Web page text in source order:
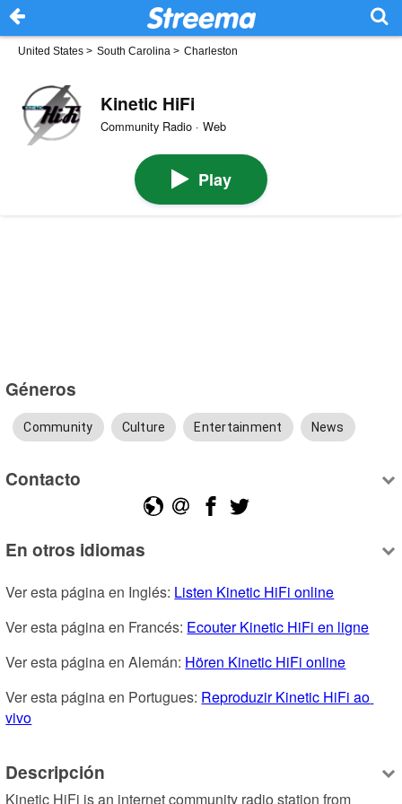
United States > South Carolina > Charleston
Kinetic HiFi
Community Radio · Web
Play
Géneros
Community Culture Entertainment News
Contacto
En otros idiomas
Ver esta página en Inglés: Listen Kinetic HiFi online
Ver esta página en Francés: Ecouter Kinetic HiFi en ligne
Ver esta página en Alemán: Hören Kinetic HiFi online
Ver esta página en Portugues: Reproduzir Kinetic HiFi ao
vivo
Descripción
Kinetic HiFi is an internet community radio station from